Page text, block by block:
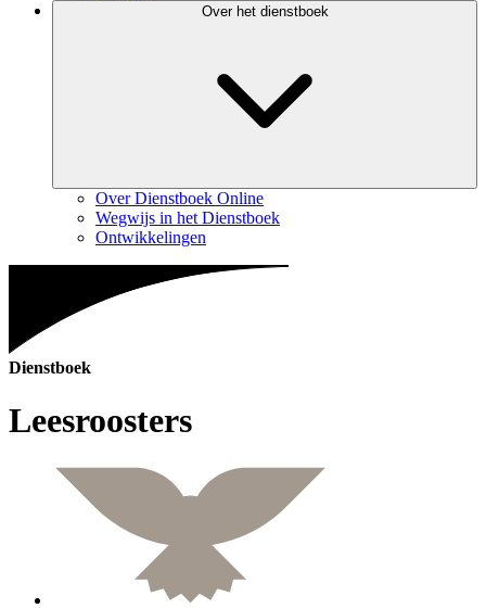
Over het dienstboek
Over Dienstboek Online
Wegwijs in het Dienstboek
Ontwikkelingen
Dienstboek
Leesroosters